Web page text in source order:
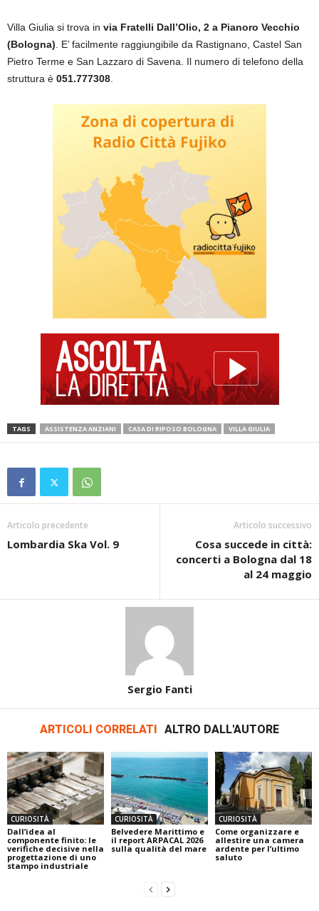
Villa Giulia si trova in via Fratelli Dall’Olio, 2 a Pianoro Vecchio
(Bologna). E’ facilmente raggiungibile da Rastignano, Castel San
Pietro Terme e San Lazzaro di Savena. Il numero di telefono della
struttura è 051.777308.
TAGS ASSISTENZA ANZIANI CASA DI RIPOSO BOLOGNA VILLA GIULIA
Articolo precedente
Lombardia Ska Vol. 9
Articolo successivo
Cosa succede in città:
concerti a Bologna dal 18
al 24 maggio
Sergio Fanti
ARTICOLI CORRELATI ALTRO DALL'AUTORE
CURIOSITÀ
Dall’idea al
componente finito: le
verifiche decisive nella
progettazione di uno
stampo industriale
CURIOSITÀ
Belvedere Marittimo e
il report ARPACAL 2026
sulla qualità del mare
CURIOSITÀ
Come organizzare e
allestire una camera
ardente per l’ultimo
saluto